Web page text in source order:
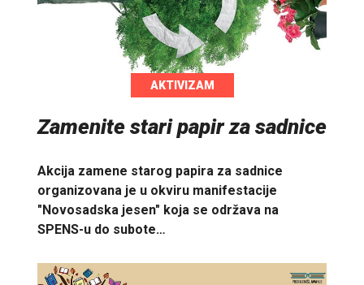
AKTIVIZAM
Zamenite stari papir za sadnice
Akcija zamene starog papira za sadnice
organizovana je u okviru manifestacije
"Novosadska jesen" koja se održava na
SPENS-u do subote…